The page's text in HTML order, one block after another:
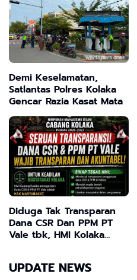
Demi Keselamatan,
Satlantas Polres Kolaka
Gencar Razia Kasat Mata
Diduga Tak Transparan
Dana CSR Dan PPM PT
Vale tbk, HMI Kolaka
Bulu
UPDATE NEWS